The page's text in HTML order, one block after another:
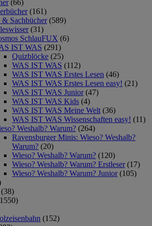
(66)
(161)
& Sachbücher (589)
(31)
SchlauFUX (6)
IST WAS (291)
Quizblöcke (25)
WAS IST WAS (112)
WAS IST WAS Erstes Lesen (46)
WAS IST WAS Erstes Lesen easy! (21)
WAS IST WAS Junior (47)
WAS IST WAS Kids (4)
WAS IST WAS Meine Welt (36)
WAS IST WAS Wissenschaften easy! (11)
Weshalb? Warum? (264)
Ravensburger Minis: Wieso? Weshalb?
Warum? (20)
Wieso? Weshalb? Warum? (120)
Wieso? Weshalb? Warum? Erstleser (17)
Wieso? Weshalb? Warum? Junior (105)
(38)
(152)